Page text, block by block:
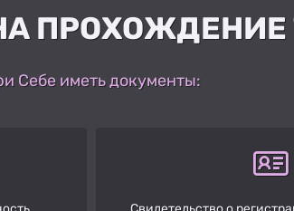
ПРОХОЖДЕНИЕ
Себе иметь документы: